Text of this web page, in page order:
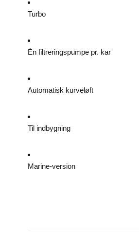
Turbo
Én filtreringspumpe pr. kar
Automatisk kurveløft
Til indbygning
Marine-version